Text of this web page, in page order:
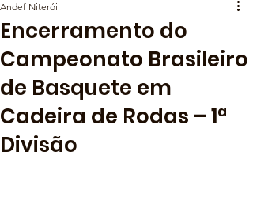
Encerramento do
Campeonato Brasileiro
de Basquete em
Cadeira de Rodas – 1ª
Divisão
Andef Niterói